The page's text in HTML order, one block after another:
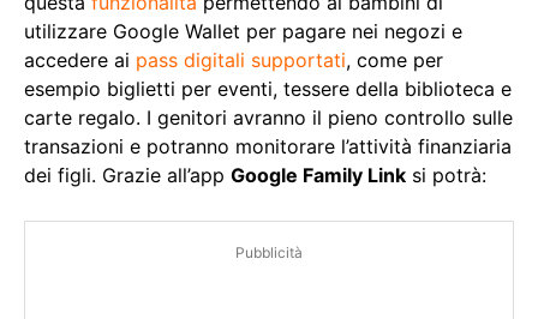
utilizzare Google Wallet per pagare nei negozi e
accedere ai pass digitali supportati, come per
esempio biglietti per eventi, tessere della biblioteca e
carte regalo. I genitori avranno il pieno controllo sulle
transazioni e potranno monitorare l’attività finanziaria
dei figli. Grazie all’app Google Family Link si potrà:
Pubblicità